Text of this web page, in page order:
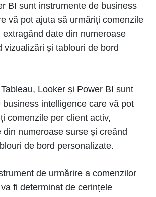
BI sunt instrumente de business
vă pot ajuta să urmăriți comenzile
extragând date din numeroase
vizualizări și tablouri de bord
Tableau, Looker și Power BI sunt
business intelligence care vă pot
comenzile per client activ,
din numeroase surse și creând
de bord personalizate.
de urmărire a comenzilor
fi determinat de cerințele